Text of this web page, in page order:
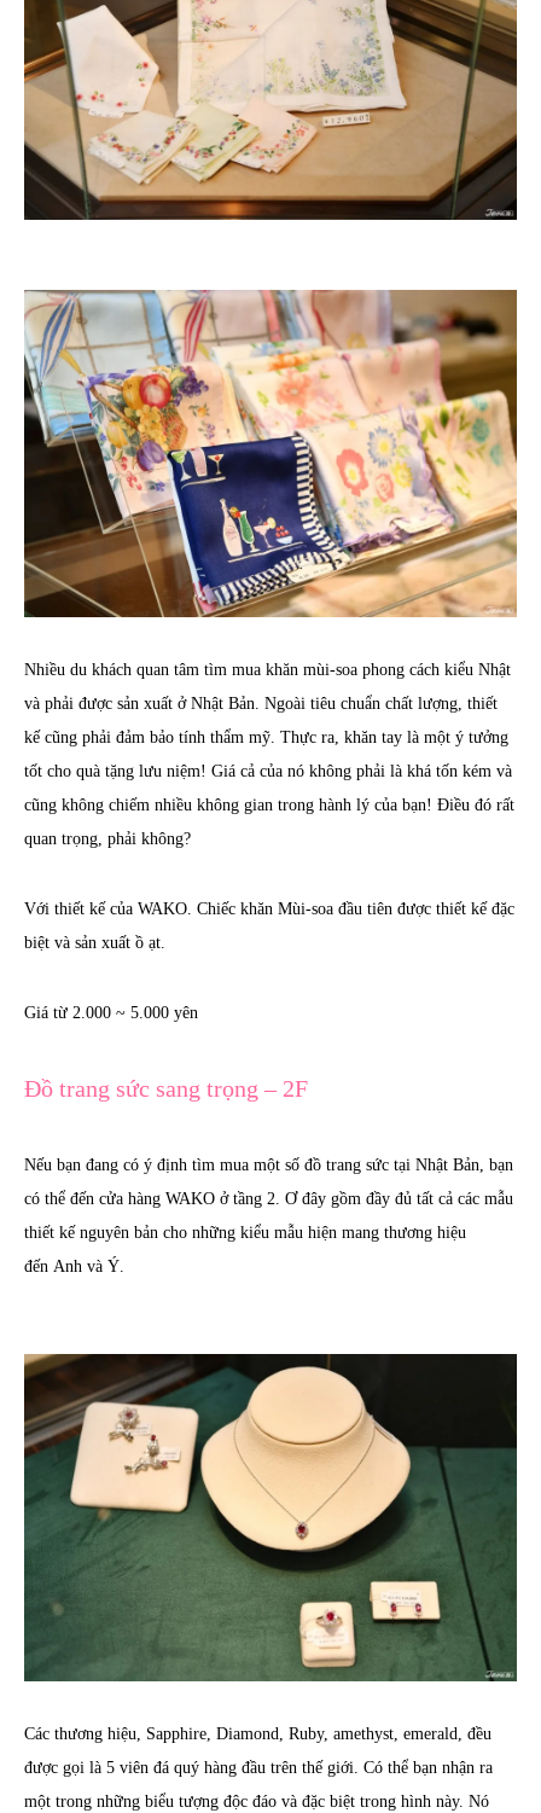
Nhiều du khách quan tâm tìm mua khăn mùi-soa phong cách kiểu Nhật
và phải được sản xuất ở Nhật Bản. Ngoài tiêu chuẩn chất lượng, thiết
kế cũng phải đảm bảo tính thẩm mỹ. Thực ra, khăn tay là một ý tưởng
tốt cho quà tặng lưu niệm! Giá cả của nó không phải là khá tốn kém và
cũng không chiếm nhiều không gian trong hành lý của bạn! Điều đó rất
quan trọng, phải không?
Với thiết kế của WAKO. Chiếc khăn Mùi-soa đầu tiên được thiết kế đặc
biệt và sản xuất ồ ạt.
Giá từ 2.000 ~ 5.000 yên
Đồ trang sức sang trọng – 2F
Nếu bạn đang có ý định tìm mua một số đồ trang sức tại Nhật Bản, bạn
có thể đến cửa hàng WAKO ở tầng 2. Ơ đây gồm đầy đủ tất cả các mẫu
thiết kế nguyên bản cho những kiểu mẫu hiện mang thương hiệu
đến Anh và Ý.
Các thương hiệu, Sapphire, Diamond, Ruby, amethyst, emerald, đều
được gọi là 5 viên đá quý hàng đầu trên thế giới. Có thể bạn nhận ra
một trong những biểu tượng độc đáo và đặc biệt trong hình này. Nó